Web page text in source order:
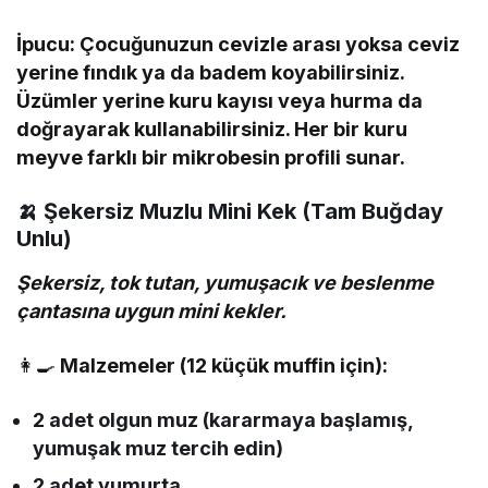
İpucu: Çocuğunuzun cevizle arası yoksa ceviz
yerine fındık ya da badem koyabilirsiniz.
Üzümler yerine kuru kayısı veya hurma da
doğrayarak kullanabilirsiniz. Her bir kuru
meyve farklı bir mikrobesin profili sunar.
🍌 Şekersiz Muzlu Mini Kek (Tam Buğday
Unlu)
Şekersiz, tok tutan, yumuşacık ve beslenme
çantasına uygun mini kekler.
👩‍🍳 Malzemeler (12 küçük muffin için):
2 adet olgun muz (kararmaya başlamış,
yumuşak muz tercih edin)